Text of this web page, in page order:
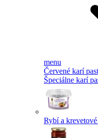
menu
Červené karí
Špeciálne karí
Rybí a